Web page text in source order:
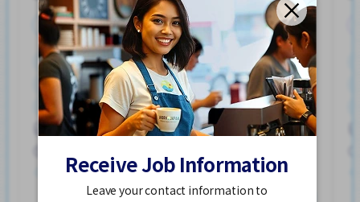
全職
停車位 加薪 外籍員工
宿舍部分覆蓋
提供膳食 支付交通費
獎勵
男性首選
ハユカえき (かがわけん)
已發布 1週前
Receive Job Information
Leave your contact information to